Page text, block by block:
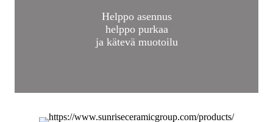
Helppo asennus
helppo purkaa
ja kätevä muotoilu